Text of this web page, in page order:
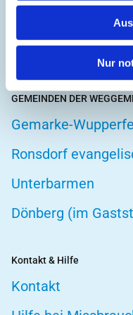
Nur
Telefonseelsorge
GEMEINDEN DER
Gemarke-
Ronsdorf
Unterbarmen
Dönberg (im
Kontakt & Hilfe
Kontakt